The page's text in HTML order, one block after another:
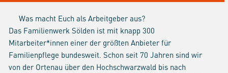
Was macht Euch als Arbeitgeber aus?
Das Familienwerk Sölden ist mit knapp 300
Mitarbeiter*innen einer der größten Anbieter für
Familienpflege bundesweit. Schon seit 70 Jahren sind wir
von der Ortenau über den Hochschwarzwald bis nach